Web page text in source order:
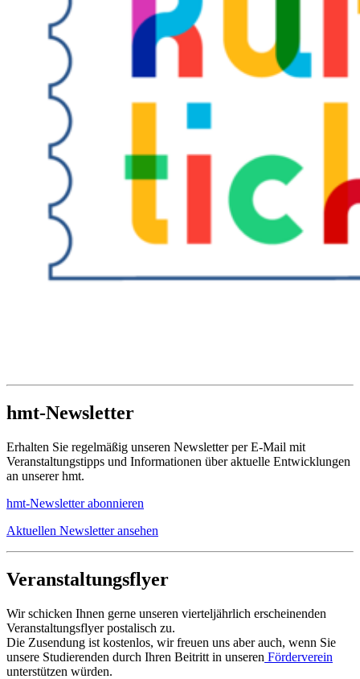
hmt-Newsletter
Erhalten Sie regelmäßig unseren Newsletter per E-Mail mit
Veranstaltungstipps und Informationen über aktuelle Entwicklungen
an unserer hmt.
hmt-Newsletter abonnieren
Aktuellen Newsletter ansehen
Veranstaltungsflyer
Wir schicken Ihnen gerne unseren vierteljährlich erscheinenden
Veranstaltungsflyer postalisch zu.
Die Zusendung ist kostenlos, wir freuen uns aber auch, wenn Sie
unsere Studierenden durch Ihren Beitritt in unseren Förderverein
unterstützen würden.